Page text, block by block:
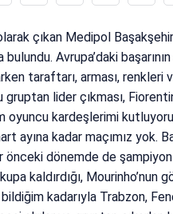
çıkan Medipol
Avrupa’daki
taraftarı, arması, renkleri
lider çıkması,
oyuncu kardeşlerimi
ayına kadar maçımız yok.
önceki dönemde de
kaldırdığı, Mourinho’nun
kadarıyla Trabzon,